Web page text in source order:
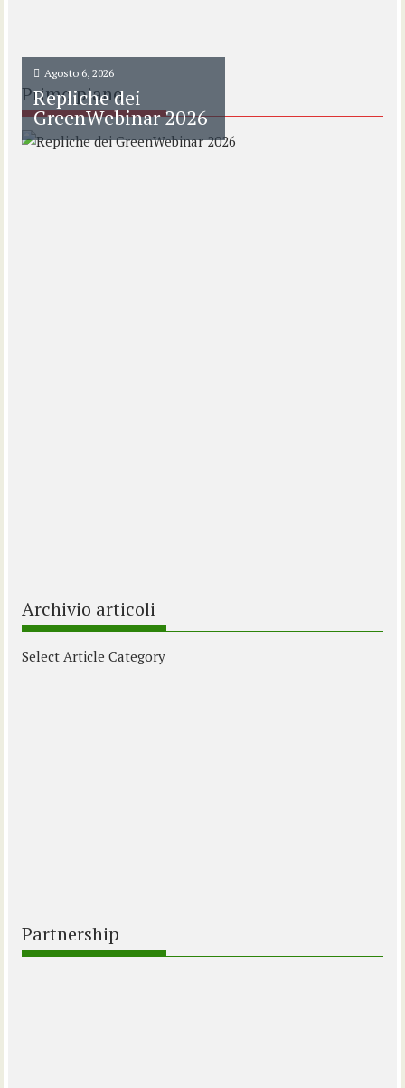
Primo piano
Agosto 6, 2026
Repliche dei
GreenWebinar 2026
Archivio articoli
Select Article Category
Partnership